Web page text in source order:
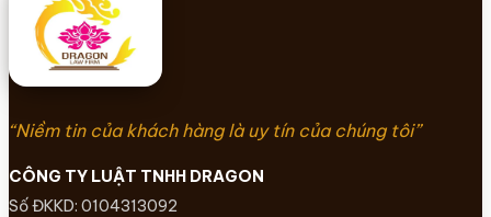
“Niềm tin của khách hàng là uy tín của chúng tôi”
CÔNG TY LUẬT TNHH DRAGON
Số ĐKKD: 0104313092